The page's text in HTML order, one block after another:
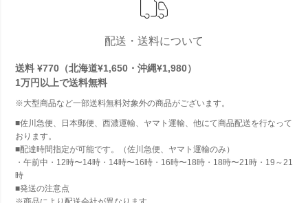
配送・送料について
送料 ¥770（北海道¥1,650・沖縄¥1,980）
1万円以上で送料無料
※大型商品など一部送料無料対象外の商品がございます。
■佐川急便、日本郵便、西濃運輸、ヤマト運輸、他にて商品配送を行なって
おります。
■配達時間指定が可能です。（佐川急便、ヤマト運輸のみ）
・午前中・12時〜14時・14時〜16時・16時〜18時・18時〜21時・19～21
時
■発送の注意点